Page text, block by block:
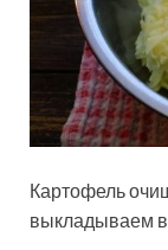
Картофель
выкладываем в